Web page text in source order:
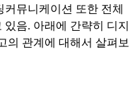
뮤니케이션 또한 전체
음. 아래에 간략히 디지
의 관계에 대해서 살펴보